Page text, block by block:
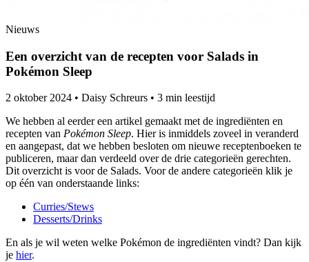
Nieuws
Een overzicht van de recepten voor Salads in
Pokémon Sleep
2 oktober 2024 • Daisy Schreurs • 3 min leestijd
We hebben al eerder een artikel gemaakt met de ingrediënten en
recepten van Pokémon Sleep. Hier is inmiddels zoveel in veranderd
en aangepast, dat we hebben besloten om nieuwe receptenboeken te
publiceren, maar dan verdeeld over de drie categorieën gerechten.
Dit overzicht is voor de Salads. Voor de andere categorieën klik je
op één van onderstaande links:
Curries/Stews
Desserts/Drinks
En als je wil weten welke Pokémon de ingrediënten vindt? Dan kijk
je hier.